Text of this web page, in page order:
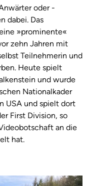
oder -
dabei. Das
»prominente«
zehn Jahren mit
Teilnehmerin und
Heute spielt
und wurde
Nationalkader
USA und spielt dort
First Division, so
an die
hat.